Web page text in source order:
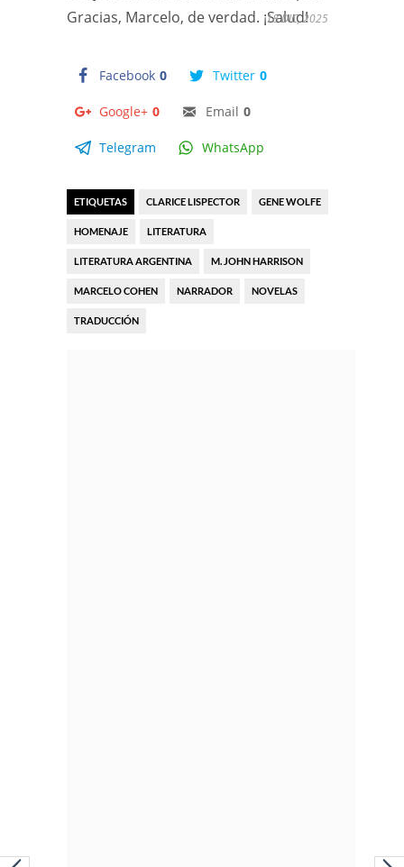
Gracias, Marcelo, de verdad. ¡Salud!
Facebook 0 Twitter 0
Google+ 0 Email 0
Telegram WhatsApp
18 DIC, 2025
ETIQUETAS CLARICE LISPECTOR GENE WOLFE
HOMENAJE LITERATURA
LITERATURA ARGENTINA M. JOHN HARRISON
MARCELO COHEN NARRADOR NOVELAS
TRADUCCIÓN